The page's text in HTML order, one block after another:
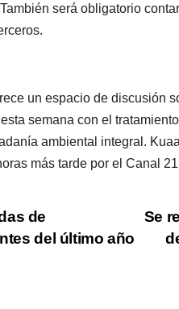
será obligatorio
un espacio de discusión
semana con el
ambiental integral.
más tarde por el Canal
Se
de
del último año